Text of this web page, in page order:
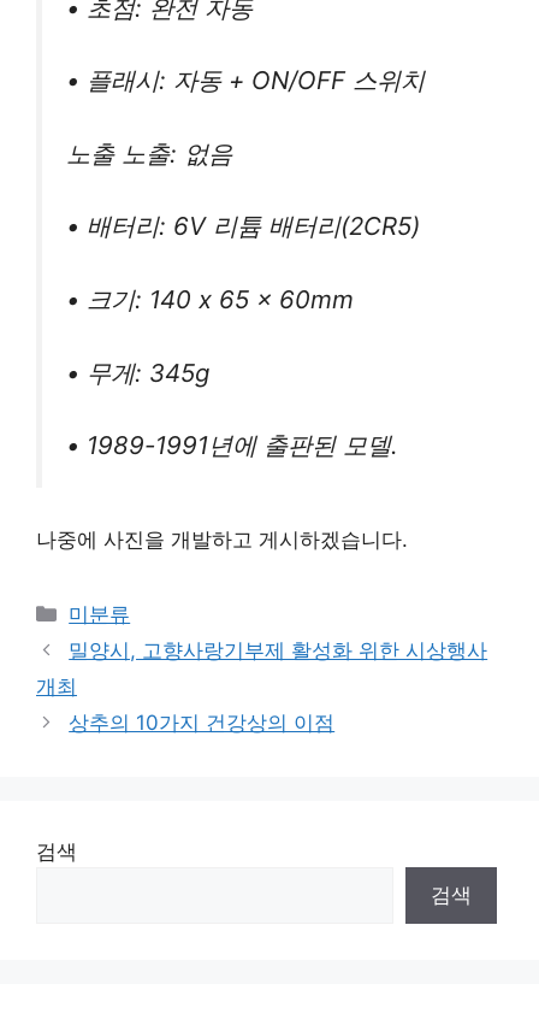
• 초점: 완전 자동
• 플래시: 자동 + ON/OFF 스위치
노출 노출: 없음
• 배터리: 6V 리튬 배터리(2CR5)
• 크기: 140 x 65 x 60mm
• 무게: 345g
• 1989-1991년에 출판된 모델.
나중에 사진을 개발하고 게시하겠습니다.
Categories
미분류
밀양시, 고향사랑기부제 활성화 위한 시상행사
개최
상추의 10가지 건강상의 이점
검색
검색